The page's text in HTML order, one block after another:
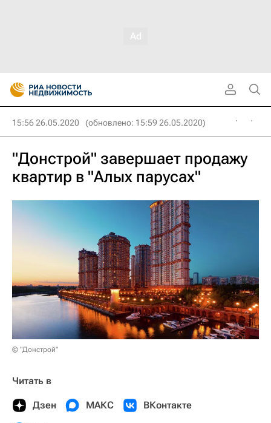
15:56 26.05.2020 (обновлено: 15:59 26.05.2020)
"Донстрой" завершает продажу
квартир в "Алых парусах"
© "Донстрой"
Читать в
Дзен МАКС ВКонтакте